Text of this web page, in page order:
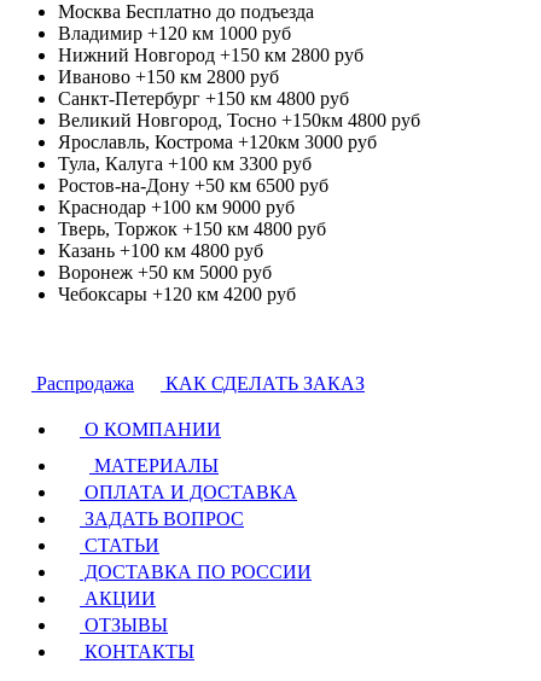
Москва Бесплатно до подъезда
Владимир +120 км 1000 руб
Нижний Новгород +150 км 2800 руб
Иваново +150 км 2800 руб
Санкт-Петербург +150 км 4800 руб
Великий Новгород, Тосно +150км 4800 руб
Ярославль, Кострома +120км 3000 руб
Тула, Калуга +100 км 3300 руб
Ростов-на-Дону +50 км 6500 руб
Краснодар +100 км 9000 руб
Тверь, Торжок +150 км 4800 руб
Казань +100 км 4800 руб
Воронеж +50 км 5000 руб
Чебоксары +120 км 4200 руб
Распродажа КАК СДЕЛАТЬ ЗАКАЗ
О КОМПАНИИ
МАТЕРИАЛЫ
ОПЛАТА И ДОСТАВКА
ЗАДАТЬ ВОПРОС
СТАТЬИ
ДОСТАВКА ПО РОССИИ
АКЦИИ
ОТЗЫВЫ
КОНТАКТЫ